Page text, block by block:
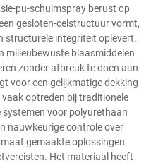
pu-schuimspray berust op
gesloten-celstructuur vormt,
structurele integriteit oplevert.
milieubewuste blaasmiddelen
zonder afbreuk te doen aan
voor een gelijkmatige dekking
optreden bij traditionele
voor polyurethaan
nauwkeurige controle over
gemaakte oplossingen
Het materiaal heeft